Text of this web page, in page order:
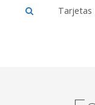
Tarjetas